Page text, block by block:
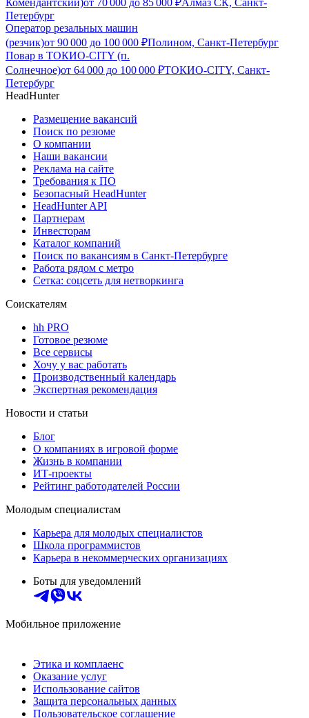
Комендантский)от 70 000 до 85 000 ₽Алмаз СК, Санкт-
Петербург
Оператор резальных машин
(резчик)от 90 000 до 100 000 ₽Полином, Санкт-Петербург
Повар в ТОКИО-CITY (п.
Солнечное)от 64 000 до 100 000 ₽ТОКИО-CITY, Санкт-
Петербург
HeadHunter
Размещение вакансий
Поиск по резюме
О компании
Наши вакансии
Реклама на сайте
Требования к ПО
Безопасный HeadHunter
HeadHunter API
Партнерам
Инвесторам
Каталог компаний
Поиск по вакансиям в Санкт-Петербурге
Работа рядом с метро
Сетка: соцсеть для нетворкинга
Соискателям
hh PRO
Готовое резюме
Все сервисы
Хочу у вас работать
Производственный календарь
Экспертная рекомендация
Новости и статьи
Блог
О компаниях в игровой форме
Жизнь в компании
ИТ-проекты
Рейтинг работодателей России
Молодым специалистам
Карьера для молодых специалистов
Школа программистов
Карьера в некоммерческих организациях
Боты для уведомлений
Мобильное приложение
Этика и комплаенс
Оказание услуг
Использование сайтов
Защита персональных данных
Пользовательское соглашение